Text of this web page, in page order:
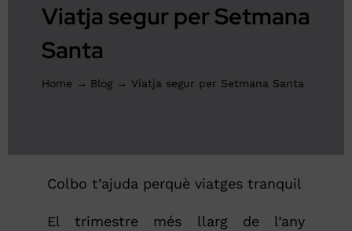
PRESSUPOST ONLINE
Viatja segur per Setmana
Santa
Home Blog Viatja segur per Setmana Santa
Colbo t’ajuda perquè viatges tranquil
El trimestre més llarg de l’any